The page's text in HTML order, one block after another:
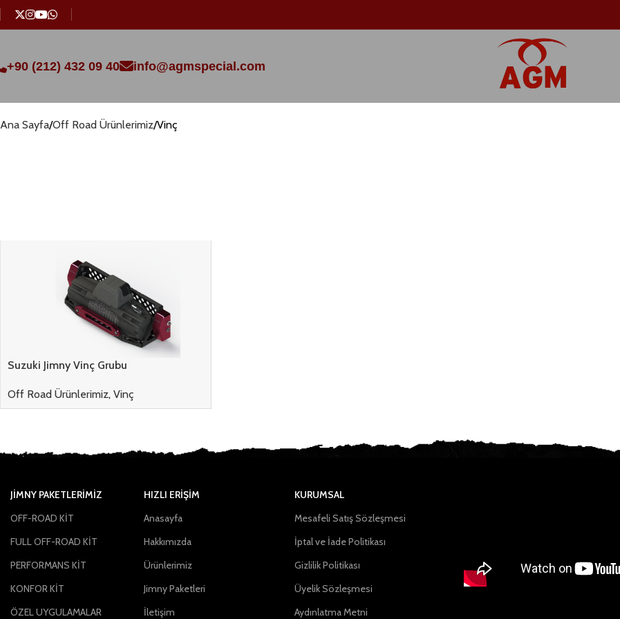
+90 (212) 432 09 40 info@agmspecial.com
Ana Sayfa Off Road Ürünlerimiz Vinç
Suzuki Jimny Vinç Grubu
Off Road Ürünlerimiz, Vinç
Login to see prices
JIMNY PAKETLERIMIZ
OFF-ROAD KİT
FULL OFF-ROAD KİT
PERFORMANS KİT
KONFOR KİT
ÖZEL UYGULAMALAR
HIZLI ERİŞİM
Anasayfa
Hakkımızda
Ürünlerimiz
Jimny Paketleri
İletişim
KURUMSAL
Mesafeli Satış Sözleşmesi
İptal ve İade Politikası
Gizlilik Politikası
Üyelik Sözleşmesi
Aydınlatma Metni